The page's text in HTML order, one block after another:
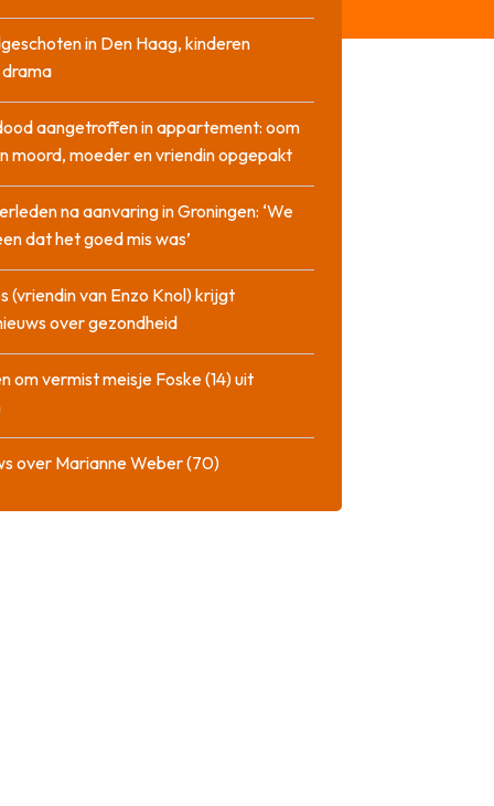
in Den Haag, kinderen
aangetroffen in appartement: oom
moord, moeder en vriendin opgepakt
na aanvaring in Groningen: ‘We
dat het goed mis was’
(vriendin van Enzo Knol) krijgt
over gezondheid
om vermist meisje Foske (14) uit
over Marianne Weber (70)